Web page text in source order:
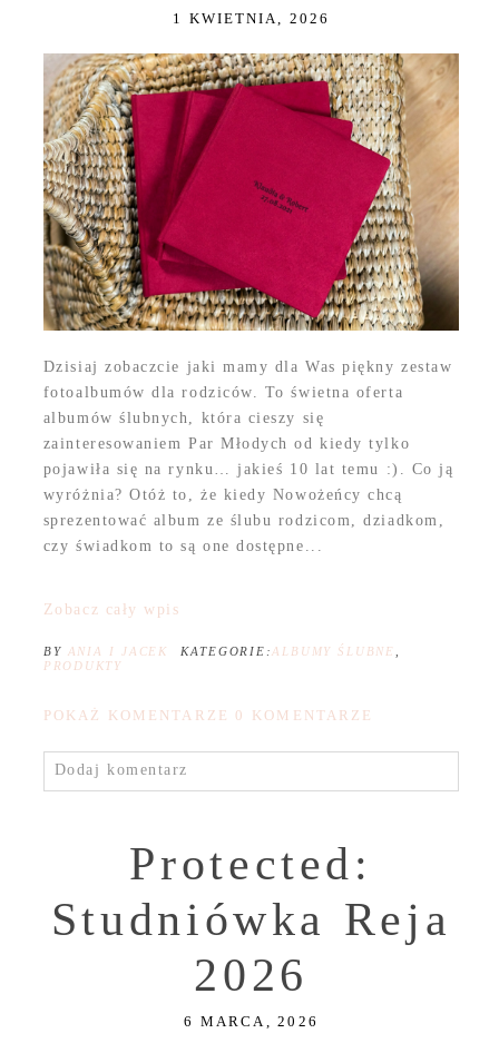
1 KWIETNIA, 2026
Dzisiaj zobaczcie jaki mamy dla Was piękny zestaw
fotoalbumów dla rodziców. To świetna oferta
albumów ślubnych, która cieszy się
zainteresowaniem Par Młodych od kiedy tylko
pojawiła się na rynku… jakieś 10 lat temu :). Co ją
wyróżnia? Otóż to, że kiedy Nowożeńcy chcą
sprezentować album ze ślubu rodzicom, dziadkom,
czy świadkom to są one dostępne...
Zobacz cały wpis
BY ANIA I JACEK KATEGORIE: ALBUMY ŚLUBNE
PRODUKTY
POKAŻ KOMENTARZE 0 KOMENTARZE
Dodaj komentarz
Protected:
Studniówka Reja
2026
6 MARCA, 2026